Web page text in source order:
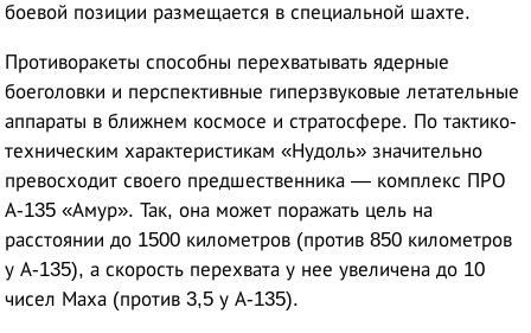
боевой позиции размещается в специальной шахте.
Противоракеты способны перехватывать ядерные
боеголовки и перспективные гиперзвуковые летательные
аппараты в ближнем космосе и стратосфере. По тактико-
техническим характеристикам «Нудоль» значительно
превосходит своего предшественника — комплекс ПРО
А-135 «Амур». Так, она может поражать цель на
расстоянии до 1500 километров (против 850 километров
у А-135), а скорость перехвата у нее увеличена до 10
чисел Маха (против 3,5 у А-135).